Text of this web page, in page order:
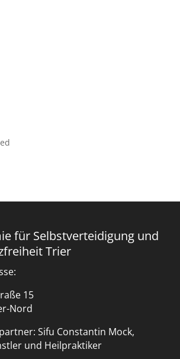
für Selbstverteidigung und
Trier
15
Nord
Sifu Constantin Mock,
und Heilpraktiker